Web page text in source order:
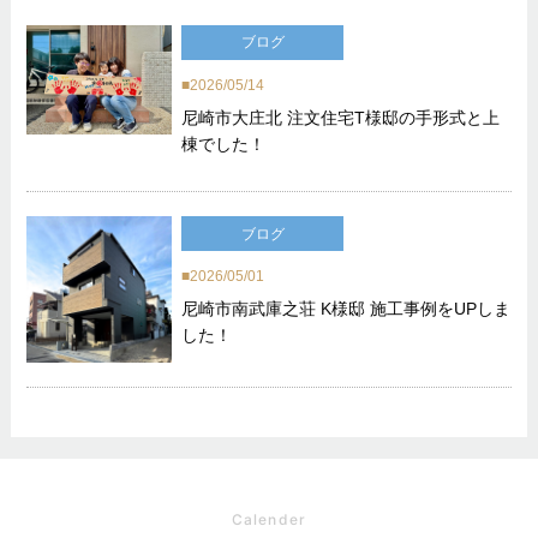
ブログ
2026/05/14
尼崎市大庄北 注文住宅T様邸の手形式と上
棟でした！
ブログ
2026/05/01
尼崎市南武庫之荘 K様邸 施工事例をUPしま
した！
Calender